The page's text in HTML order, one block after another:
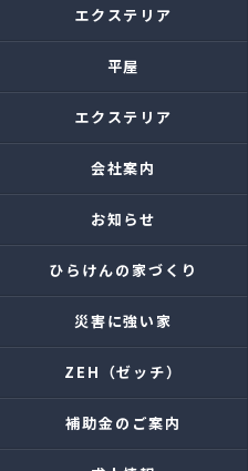
エクステリア
平屋
エクステリア
会社案内
お知らせ
ひらけんの家づくり
災害に強い家
ZEH（ゼッチ）
補助金のご案内